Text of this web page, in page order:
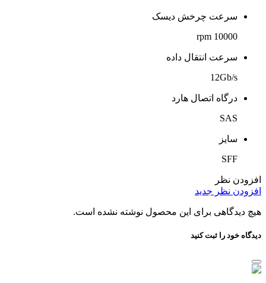
سرعت چرخش دیسک
10000 rpm
سرعت انتقال داده
12Gb/s
درگاه اتصال هارد
SAS
سایز
SFF
افزودن نظر
افزودن نظر جدید
هیچ دیدگاهی برای این محصول نوشته نشده است.
دیدگاه خود را ثبت کنید